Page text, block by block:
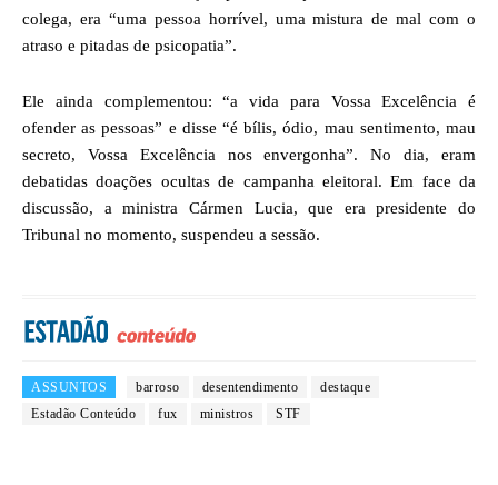
colega, era “uma pessoa horrível, uma mistura de mal com o
atraso e pitadas de psicopatia”.
Ele ainda complementou: “a vida para Vossa Excelência é
ofender as pessoas” e disse “é bílis, ódio, mau sentimento, mau
secreto, Vossa Excelência nos envergonha”. No dia, eram
debatidas doações ocultas de campanha eleitoral. Em face da
discussão, a ministra Cármen Lucia, que era presidente do
Tribunal no momento, suspendeu a sessão.
ASSUNTOS barroso desentendimento
destaque
Estadão Conteúdo
fux ministros STF